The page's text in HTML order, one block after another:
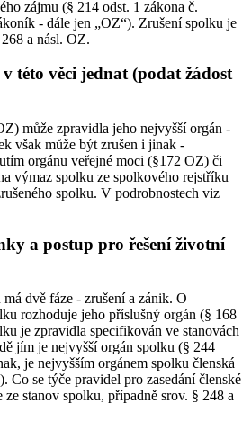
zájmu (§ 214 odst. 1 zákona č.
- dále jen „OZ“). Zrušení spolku je
a násl. OZ.
této věci jednat (podat žádost
může zpravidla jeho nejvyšší orgán -
však může být zrušen i jinak -
orgánu veřejné moci (§172 OZ) či
výmaz spolku ze spolkového rejstříku
spolku. V podrobnostech viz
a postup pro řešení životní
dvě fáze - zrušení a zánik. O
rozhoduje jeho příslušný orgán (§ 168
je zpravidla specifikován ve stanovách
jím je nejvyšší orgán spolku (§ 244
je nejvyšším orgánem spolku členská
Co se týče pravidel pro zasedání členské
ze stanov spolku, případně srov. § 248 a